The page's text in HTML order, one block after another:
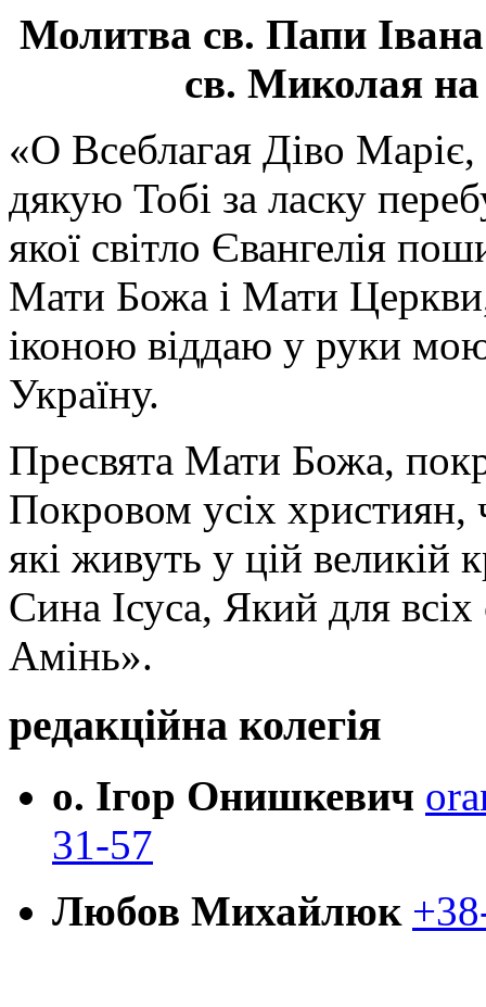
Молитва св. Папи
св. Миколая на
«О Всеблагая Діво
дякую Тобі за ласку
якої світло Євангелія
Мати Божа і Мати
іконою віддаю у руки
Україну.
Пресвята Мати Божа,
Покровом усіх християн,
які живуть у цій великій
Сина Ісуса, Який для
Амінь».
редакційна колегія
о. Ігор Онишкевич
31-57
Любов Михайлюк